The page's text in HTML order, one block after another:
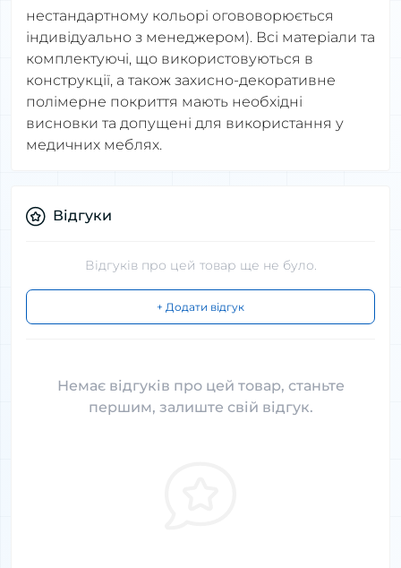
нестандартному кольорі огововорюється
індивідуально з менеджером). Всі матеріали та
комплектуючі, що використовуються в
конструкції, а також захисно-декоративне
полімерне покриття мають необхідні
висновки та допущені для використання у
медичних меблях.
Відгуки
Відгуків про цей товар ще не було.
+ Додати відгук
Немає відгуків про цей товар, станьте
першим, залиште свій відгук.